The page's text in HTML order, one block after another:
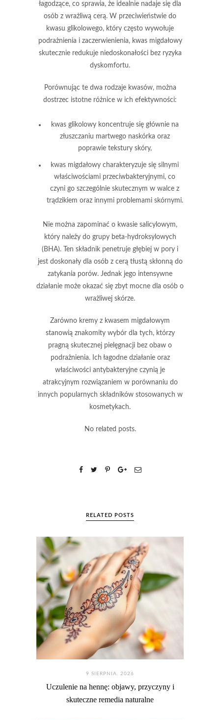
łagodzące, co sprawia, że idealnie nadaje się dla
osób z wrażliwą cerą. W przeciwieństwie do
kwasu glikolowego, który często wywołuje
podrażnienia i zaczerwienienia, kwas migdałowy
skutecznie redukuje niedoskonałościbez ryzyka
dyskomfortu.
Porównując te dwa rodzaje kwasów, można
dostrzec istotne różnice w ich efektywności:
kwas glikolowy koncentruje się głównie na
złuszczaniu martwego naskórka oraz
poprawie tekstury skóry,
kwas migdałowy charakteryzuje się silnymi
właściwościami przeciwbakteryjnymi, co
czyni go szczególnie skutecznym w walce z
trądzikiem oraz innymi problemami skórnymi.
Nie można zapominać o kwasie salicylowym,
który należy do grupy beta-hydroksylowych
(BHA). Ten składnik penetruje głębiej w pory i
jest doskonały dla osób z cerą tłustą skłonną do
zatykania porów. Jednak jego intensywne
działanie może okazać się zbyt mocne dla osób o
wrażliwej skórze.
Zarówno kremy z kwasem migdałowym
stanowią znakomity wybór dla tych, którzy
pragną skutecznej pielęgnacji bez obaw o
podrażnienia. Ich łagodne działanie oraz
właściwości antybakteryjne czynią je
atrakcyjnym rozwiązaniem w porównaniu do
innych popularnych składników stosowanych w
kosmetykach.
No related posts.
RELATED POSTS
9 SIERPNIA. 2026
Uczulenie na hennę: objawy, przyczyny i
skuteczne remedia naturalne